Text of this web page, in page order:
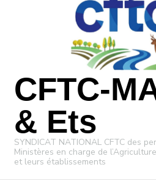
CFTC-
& Ets
SYNDICAT NATIONAL CFTC des
Ministères en charge de
et leurs établissements